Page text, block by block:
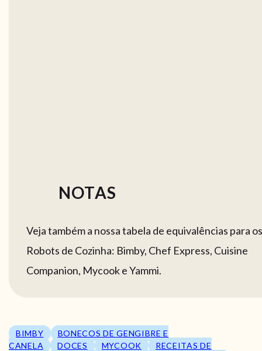
NOTAS
Veja também a nossa tabela de equivalências para os
Robots de Cozinha: Bimby, Chef Express, Cuisine
Companion, Mycook e Yammi.
BIMBY
BONECOS DE GENGIBRE E
CANELA
DOCES MYCOOK
RECEITAS DE